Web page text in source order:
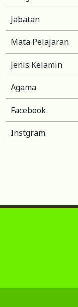
Jabatan
Mata Pelajaran
Jenis Kelamin
Agama
Facebook
Instgram